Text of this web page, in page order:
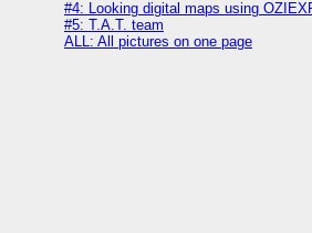
#4: Looking digital maps using
#5: T.A.T. team
ALL: All pictures on one page